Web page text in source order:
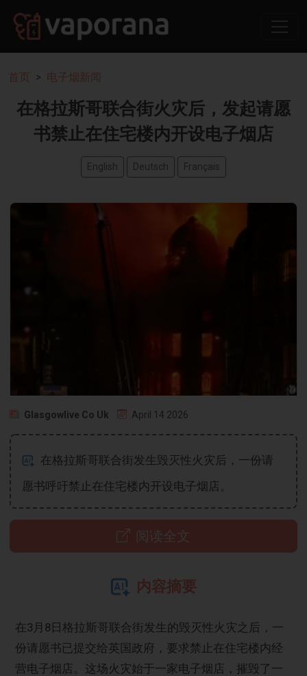
首页 电子烟新闻
在格拉斯哥联合街火灾后，发起请愿
书禁止在住宅楼内开设电子烟店
English Deutsch Français
Glasgowlive Co Uk April 14 2026
在格拉斯哥联合街发生毁灭性火灾后，一份请
愿书呼吁禁止在住宅楼内开设电子烟店。
阅读全文
内容摘要
在3月8日格拉斯哥联合街发生的毁灭性火灾之后，一
份请愿书已提交给英国政府，要求禁止在住宅楼内经
营电子烟店。这场火灾始于一家电子烟店，摧毁了一